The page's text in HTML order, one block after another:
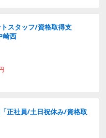
スタッフ/資格取得支
崎西
正社員/土日祝休み/資格取